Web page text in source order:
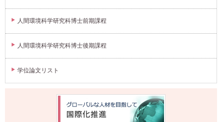
人間環境科学研究科博士前期課程
人間環境科学研究科博士後期課程
学位論文リスト